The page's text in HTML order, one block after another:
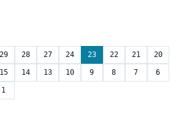
29 28 27 24 23 22 21 20
15 14 13 10 9 8 7 6
1